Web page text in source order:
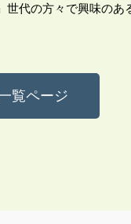
世代の方々で興味のあ
覧ページ